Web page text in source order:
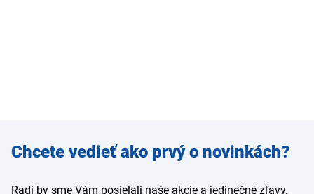
Zadajte
e-mail
Chcete vedieť ako prvý o novinkách?
Radi by sme Vám posielali naše akcie a jedinečné zľavy.